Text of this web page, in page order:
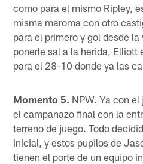
como para el mismo Ripley,
misma maroma con otro
para el primero y gol desde
ponerle sal a la herida, Elliott
para el 28-10 donde ya las
Momento 5. NPW. Ya con
el campanazo final con la
terreno de juego. Todo
inicial, y estos pupilos de
tienen el porte de un equipo